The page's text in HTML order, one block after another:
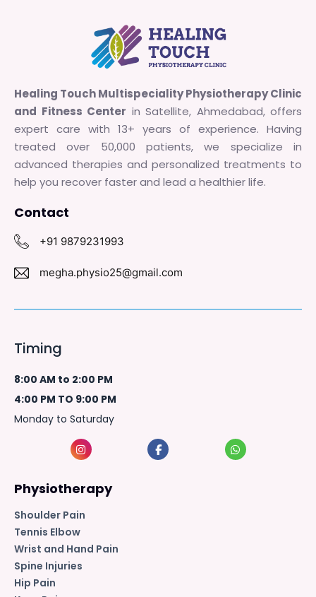
Healing Touch Multispeciality Physiotherapy Clinic
and Fitness Center in Satellite, Ahmedabad, offers
expert care with 13+ years of experience. Having
treated over 50,000 patients, we specialize in
advanced therapies and personalized treatments to
help you recover faster and lead a healthier life.
Contact
+91 9879231993
megha.physio25@gmail.com
Timing
8:00 AM to 2:00 PM
4:00 PM TO 9:00 PM
Monday to Saturday
Physiotherapy
Shoulder Pain
Tennis Elbow
Wrist and Hand Pain
Spine Injuries
Hip Pain